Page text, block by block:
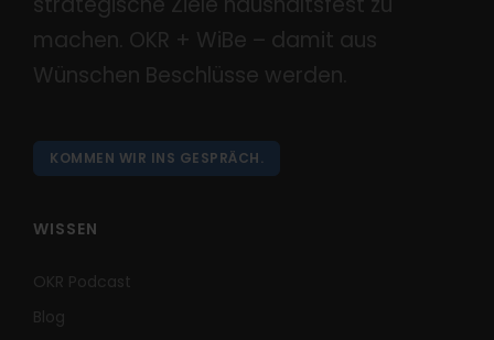
machen. OKR + WiBe – damit aus
Wünschen Beschlüsse werden.
KOMMEN WIR INS GESPRÄCH.
WISSEN
OKR Podcast
Blog